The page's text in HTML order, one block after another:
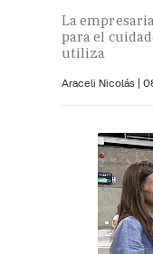
La
para el
utiliza
Araceli Nicolás |